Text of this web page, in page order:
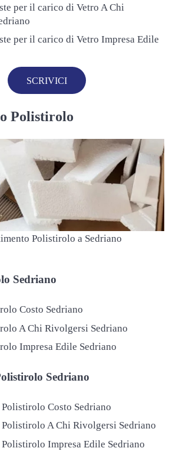
per il carico di Vetro A Chi
per il carico di Vetro Impresa Edile
SCRIVICI
Polistirolo
Polistirolo a Sedriano
Sedriano
Costo Sedriano
A Chi Rivolgersi Sedriano
Impresa Edile Sedriano
Sedriano
Costo Sedriano
Polistirolo A Chi Rivolgersi Sedriano
Impresa Edile Sedriano